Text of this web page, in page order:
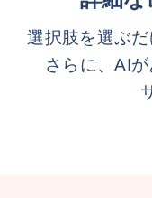
選択肢を選ぶ
さらに、AI